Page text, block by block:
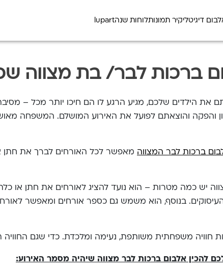
דיגיטליקיר תמונותלוחות שנהlupart
ברכות לבר/ בת מצווה
את הילדים שלכם, מגיע הרגע לו הם חיכו יותר מכל –
והוצאתם לפועל את האירוע המושלם. המשפחה
ברכות לבר המצווה מאפשר לכל האורחים לברך את חתן
יש כמה מטרות – הוא נועד להציג לאורחים את חתן או
בנוסף, הוא משמש גם כספר אורחים ומאפשר
חוויה משפחתית משותפת, נעימה ומלכדת. כדי שגם
להכין אלבום ברכות לבר מצווה שיהיה מסמר האירוע: